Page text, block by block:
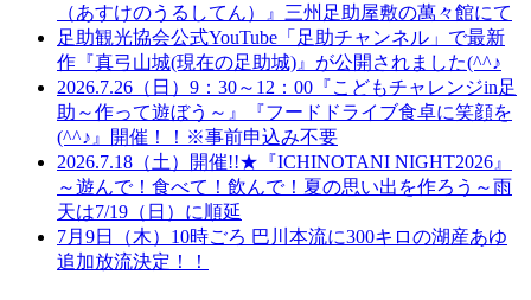
（あすけのうるしてん）』三州足助屋敷の萬々館にて
足助観光協会公式YouTube「足助チャンネル」で最新
作『真弓山城(現在の足助城)』が公開されました(^^♪
2026.7.26（日）9：30～12：00『こどもチャレンジin足
助～作って遊ぼう～』『フードドライブ食卓に笑顔を
(^^♪』開催！！※事前申込み不要
2026.7.18（土）開催!!★『ICHINOTANI NIGHT2026』
～遊んで！食べて！飲んで！夏の思い出を作ろう～雨
天は7/19（日）に順延
7月9日（木）10時ごろ 巴川本流に300キロの湖産あゆ
追加放流決定！！